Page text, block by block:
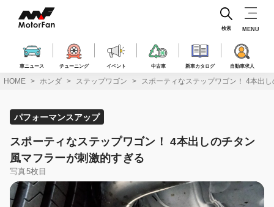
ス
車ニュース チューニング イベント 中古車 新車カタログ 自動車求人
検索 MENU
HOME ホンダ ステップワゴン スポーティなステップワゴン！ 4本出
パフォーマンスアップ
スポーティなステップワゴン！ 4本出しのチタン
風マフラーが刺激的すぎる
写真5枚目